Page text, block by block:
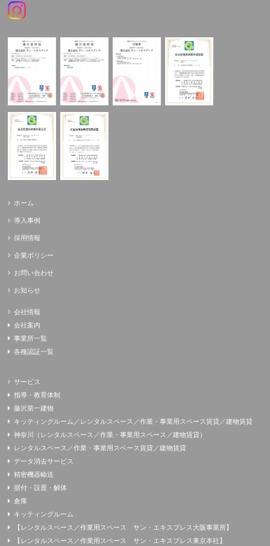
ホーム
導入事例
採用情報
企業ポリシー
お問い合わせ
お知らせ
会社情報
会社案内
事業所一覧
各種認証一覧
サービス
指導・教育体制
藤沢第一建物
キッティングルーム／レンタルスペース／作業・事業用スペース賃貸／建物賃貸
神奈川（レンタルスペース／作業・事業用スペース／建物賃貸）
レンタルスペース／作業・事業用スペース賃貸／建物賃貸
データ消去サービス
精密機器輸送
据付・設置・解体
倉庫
キッティングルーム
【レンタルスペース／作業用スペース サン・エキスプレス大阪事業所】
【レンタルスペース／作業用スペース サン・エキスプレス東京本社】